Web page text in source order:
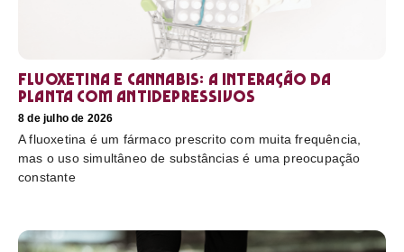
Fluoxetina e Cannabis: a interação da
planta com antidepressivos
8 de julho de 2026
A fluoxetina é um fármaco prescrito com muita frequência,
mas o uso simultâneo de substâncias é uma preocupação
constante